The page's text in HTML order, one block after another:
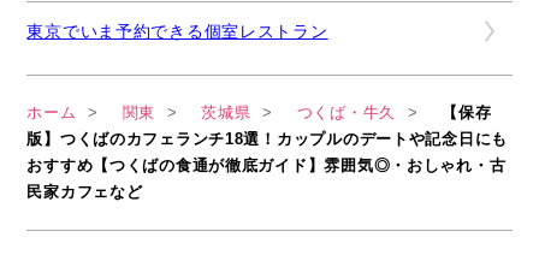
東京でいま予約できる個室レストラン
ホーム 関東 茨城県 つくば・牛久
【保存
版】つくばのカフェランチ18選！カップルのデートや記念日にも
おすすめ【つくばの食通が徹底ガイド】雰囲気◎・おしゃれ・古
民家カフェなど